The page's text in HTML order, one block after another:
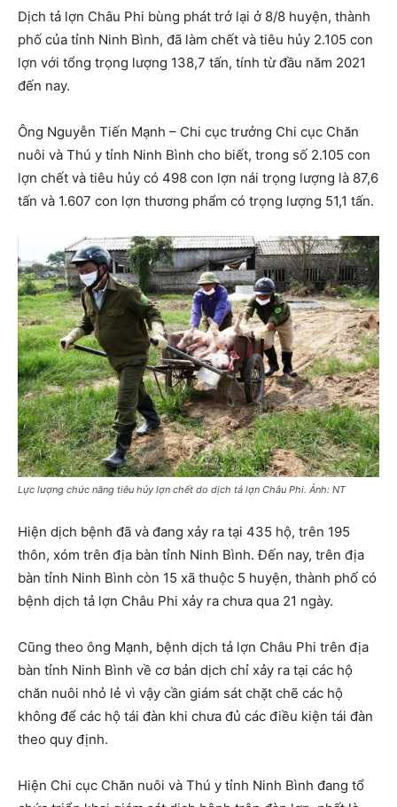
Dịch tả lợn Châu Phi bùng phát trở lại ở 8/8 huyện, thành
phố của tỉnh Ninh Bình, đã làm chết và tiêu hủy 2.105 con
lợn với tổng trọng lượng 138,7 tấn, tính từ đầu năm 2021
đến nay.
Ông Nguyễn Tiến Mạnh – Chi cục trưởng Chi cục Chăn
nuôi và Thú y tỉnh Ninh Bình cho biết, trong số 2.105 con
lợn chết và tiêu hủy có 498 con lợn nái trọng lượng là 87,6
tấn và 1.607 con lợn thương phẩm có trọng lượng 51,1 tấn.
Lực lượng chức năng tiêu hủy lợn chết do dịch tả lợn Châu Phi. Ảnh: NT
Hiện dịch bệnh đã và đang xảy ra tại 435 hộ, trên 195
thôn, xóm trên địa bàn tỉnh Ninh Bình. Đến nay, trên địa
bàn tỉnh Ninh Bình còn 15 xã thuộc 5 huyện, thành phố có
bệnh dịch tả lợn Châu Phi xảy ra chưa qua 21 ngày.
Cũng theo ông Mạnh, bệnh dịch tả lợn Châu Phi trên địa
bàn tỉnh Ninh Bình về cơ bản dịch chỉ xảy ra tại các hộ
chăn nuôi nhỏ lẻ vì vậy cần giám sát chặt chẽ các hộ
không để các hộ tái đàn khi chưa đủ các điều kiện tái đàn
theo quy định.
Hiện Chi cục Chăn nuôi và Thú y tỉnh Ninh Bình đang tổ